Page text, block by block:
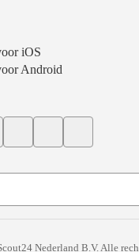
iOS
Android
Nederland B.V. Alle